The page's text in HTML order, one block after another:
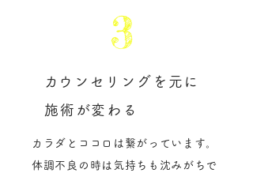
3
​カウンセリングを元に
施術が変わる
カラダとココロは繋がっています。
体調不良の時は気持ちも沈みがちで